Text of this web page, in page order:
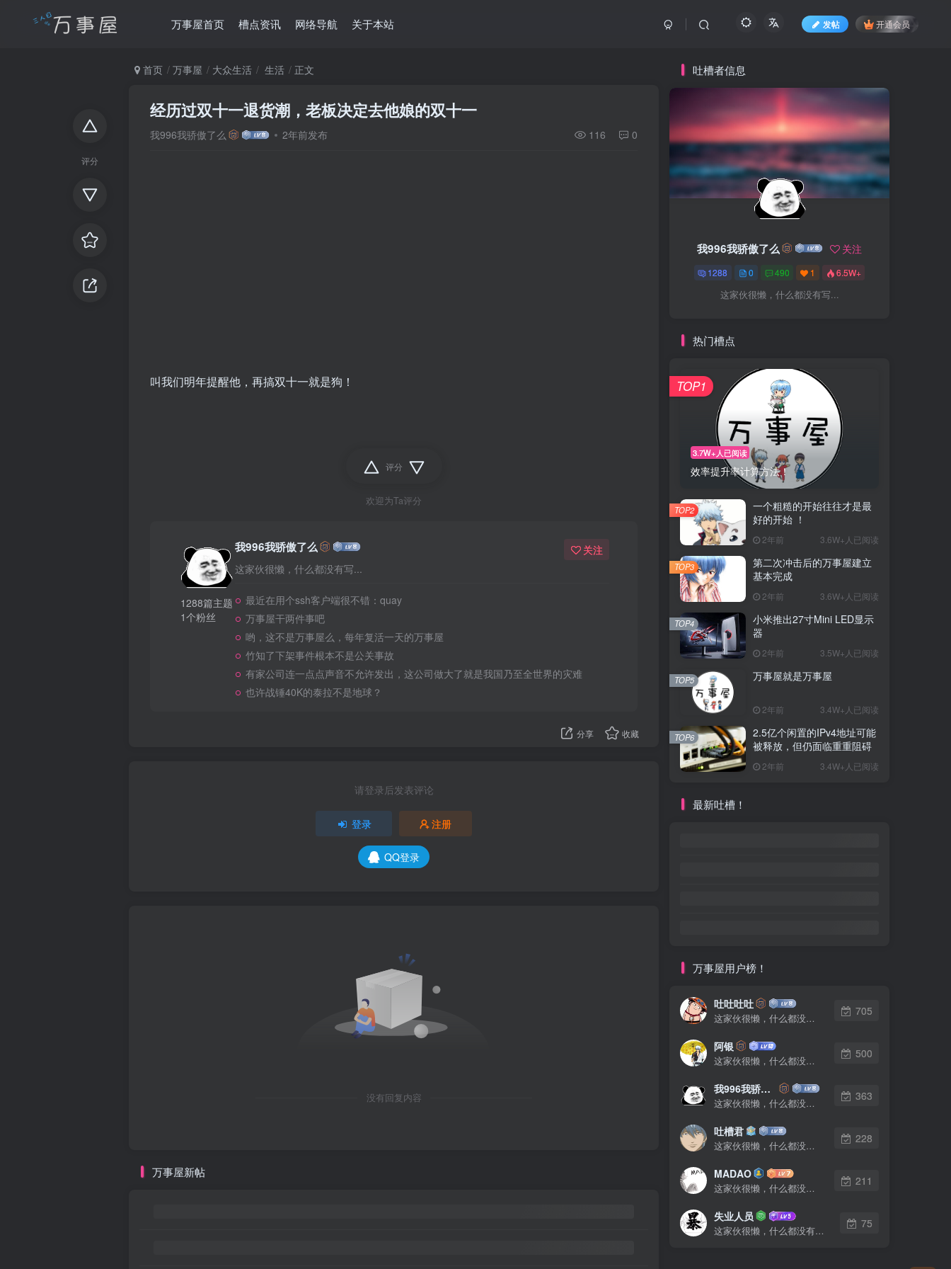
万事屋首页 槽点资讯 网络导航 关于本站 发帖 开通会员
评分
首页 万事屋 大众生活 生活 正文
经历过双十一退货潮，老板决定去他娘的双十一
我996我骄傲了么 2年前发布 116 0
叫我们明年提醒他，再搞双十一就是狗！
评分
欢迎为Ta评分
1288篇主题
1个粉丝
我996我骄傲了么
这家伙很懒，什么都没有写...
关注
最近在用个ssh客户端很不错：quay
万事屋干两件事吧
哟，这不是万事屋么，每年复活一天的万事屋
竹知了下架事件根本不是公关事故
有家公司连一点点声音不允许发出，这公司做大了就是我国乃至全世界的灾难
也许战锤40K的泰拉不是地球？
分享 收藏
请登录后发表评论
登录 注册
QQ登录
没有回复内容
万事屋新帖
吐槽者信息
我996我骄傲了么 关注
1288 0 490 1 6.5W+
这家伙很懒，什么都没有写...
热门槽点
3.7W+人已阅读
效率提升率计算方法！
TOP1
一个粗糙的开始往往才是最
好的开始 ！
2年前 3.6W+人已阅读
TOP2
第二次冲击后的万事屋建立
基本完成
2年前 3.6W+人已阅读
TOP3
小米推出27寸Mini LED显示
器
2年前 3.5W+人已阅读
TOP4
万事屋就是万事屋
2年前 3.4W+人已阅读
TOP5
2.5亿个闲置的IPv4地址可能
被释放，但仍面临重重阻碍
2年前 3.4W+人已阅读
TOP6
最新吐槽！
万事屋用户榜！
吐吐吐吐
这家伙很懒，什么都没有写...
705
阿银
这家伙很懒，什么都没有写...
500
我996我骄傲了么
这家伙很懒，什么都没有写...
363
吐槽君
这家伙很懒，什么都没有写...
228
MADAO
这家伙很懒，什么都没有写...
211
失业人员
这家伙很懒，什么都没有写...
75